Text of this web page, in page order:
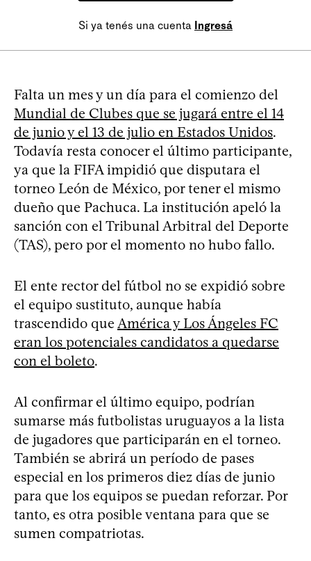
Si ya tenés una cuenta Ingresá
Falta un mes y un día para el comienzo del
Mundial de Clubes que se jugará entre el 14
de junio y el 13 de julio en Estados Unidos.
Todavía resta conocer el último participante,
ya que la FIFA impidió que disputara el
torneo León de México, por tener el mismo
dueño que Pachuca. La institución apeló la
sanción con el Tribunal Arbitral del Deporte
(TAS), pero por el momento no hubo fallo.
El ente rector del fútbol no se expidió sobre
el equipo sustituto, aunque había
trascendido que América y Los Ángeles FC
eran los potenciales candidatos a quedarse
con el boleto.
Al confirmar el último equipo, podrían
sumarse más futbolistas uruguayos a la lista
de jugadores que participarán en el torneo.
También se abrirá un período de pases
especial en los primeros diez días de junio
para que los equipos se puedan reforzar. Por
tanto, es otra posible ventana para que se
sumen compatriotas.